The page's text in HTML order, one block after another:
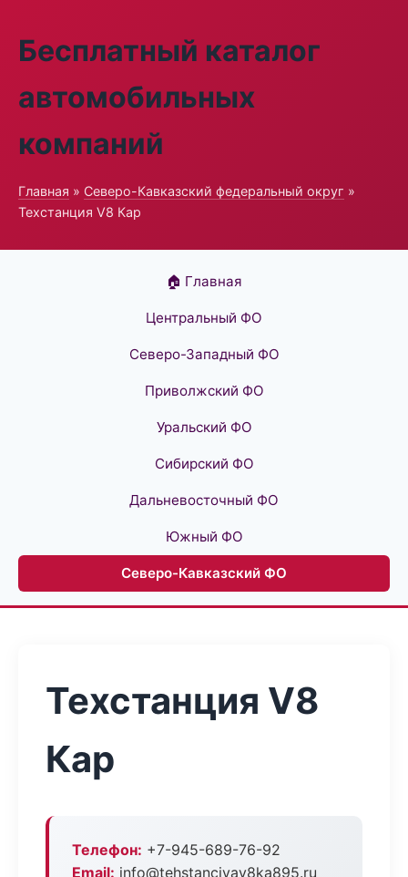
Бесплатный каталог
автомобильных
компаний
Главная » Северо-Кавказский федеральный округ »
Техстанция V8 Кар
🏠 Главная
Центральный ФО
Северо-Западный ФО
Приволжский ФО
Уральский ФО
Сибирский ФО
Дальневосточный ФО
Южный ФО
Северо-Кавказский ФО
Техстанция V8
Кар
Телефон: +7-945-689-76-92
Email: info@tehstanciyav8ka895.ru